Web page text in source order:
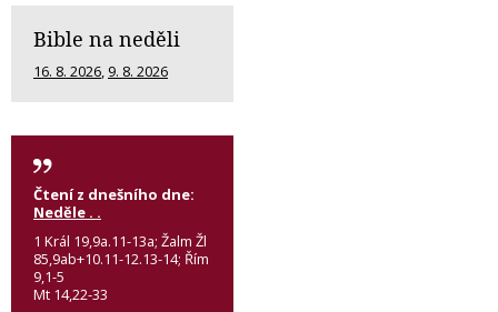
Bible na neděli
16. 8. 2026, 9. 8. 2026
Čtení z dnešního dne:
Neděle . .
1 Král 19,9a.11-13a; Žalm Žl
85,9ab+10.11-12.13-14; Řím
9,1-5
Mt 14,22-33